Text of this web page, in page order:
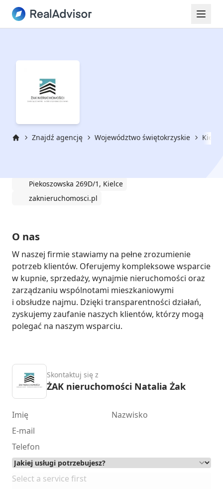
Znajdź agencję Województwo świętokrzyskie Kielce
Piekoszowska 269D/1, Kielce
zaknieruchomosci.pl
O nas
W naszej firmie stawiamy na pełne zrozumienie
potrzeb klientów. Oferujemy kompleksowe wsparcie
w kupnie, sprzedaży, wynajmie nieruchomości oraz
zarządzaniu wspólnotami mieszkaniowymi
i obsłudze najmu. Dzięki transparentności działań,
zyskujemy zaufanie naszych klientów, którzy mogą
polegać na naszym wsparciu.
Skontaktuj się z
ŻAK nieruchomości Natalia Żak